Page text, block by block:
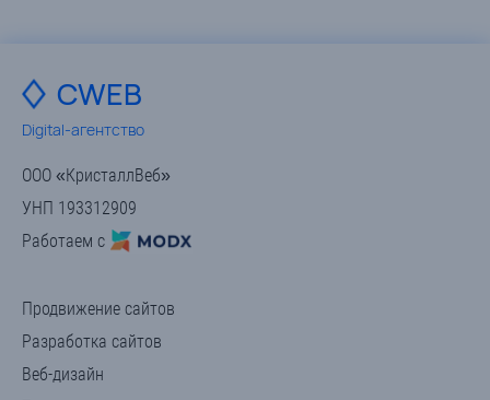
CWEB
Digital-агентство
ООО «КристаллВеб»
УНП 193312909
Работаем с
Продвижение сайтов
Разработка сайтов
Веб-дизайн